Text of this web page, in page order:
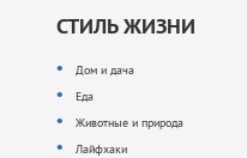
СТИЛЬ ЖИЗНИ
Дом и дача
Еда
Животные и природа
Лайфхаки